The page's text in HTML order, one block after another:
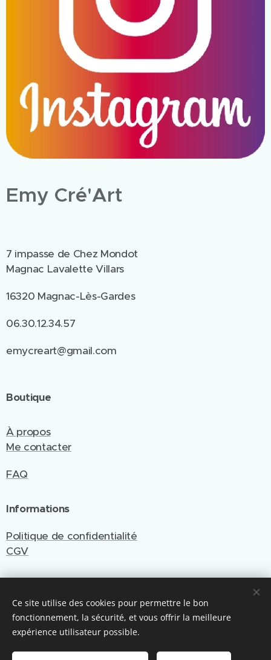
Emy Cré'Art
7 impasse de Chez Mondot
Magnac Lavalette Villars
16320 Magnac-Lès-Gardes
06.30.12.34.57
emycreart@gmail.com
Boutique
À propos
Me contacter
FAQ
Informations
Politique de confidentialité
CGV
Site créé et géré par Emy Cré'Art
Optimisé par Webnode
Cookies
Ce site utilise des cookies pour permettre le bon
fonctionnement, la sécurité, et vous offrir la meilleure
expérience utilisateur possible.